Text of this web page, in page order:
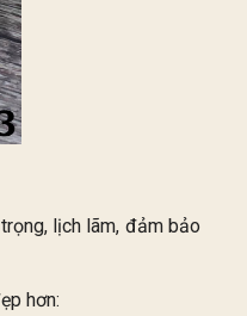
lịch lãm, đảm bảo
hơn: